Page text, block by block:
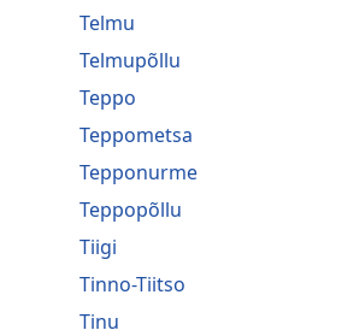
Telmu
Telmupõllu
Teppo
Teppometsa
Tepponurme
Teppopõllu
Tiigi
Tinno-Tiitso
Tinu